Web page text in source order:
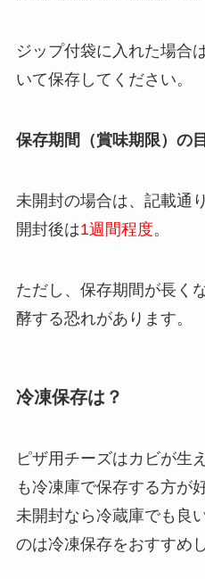
ジップ付袋に入れた場合
いて保存してください。
保存期間（賞味期限）の
未開封の場合は、記載通り
開封後は1週間程度。
ただし、保存期間が長く
酵する恐れがあります。
冷凍保存は？
ピザ用チーズはカビが生
も冷凍庫で保存する方が
未開封なら冷蔵庫でも良
のは冷凍保存をおすすめ